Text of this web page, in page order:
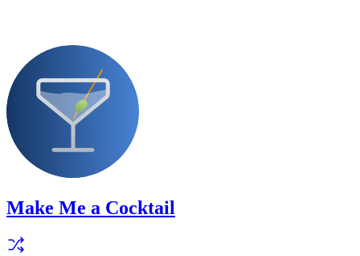
Make Me a Cocktail